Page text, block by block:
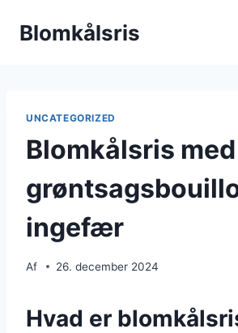
Blomkålsris
UNCATEGORIZED
Blomkålsris med
ingefær
Af 26. december 2024
Hvad er